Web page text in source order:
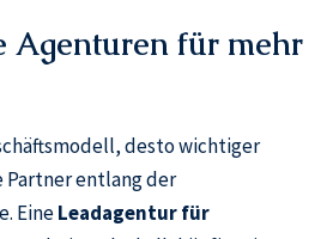
Agenturen für mehr
desto wichtiger
entlang der
EineLeadagentur für